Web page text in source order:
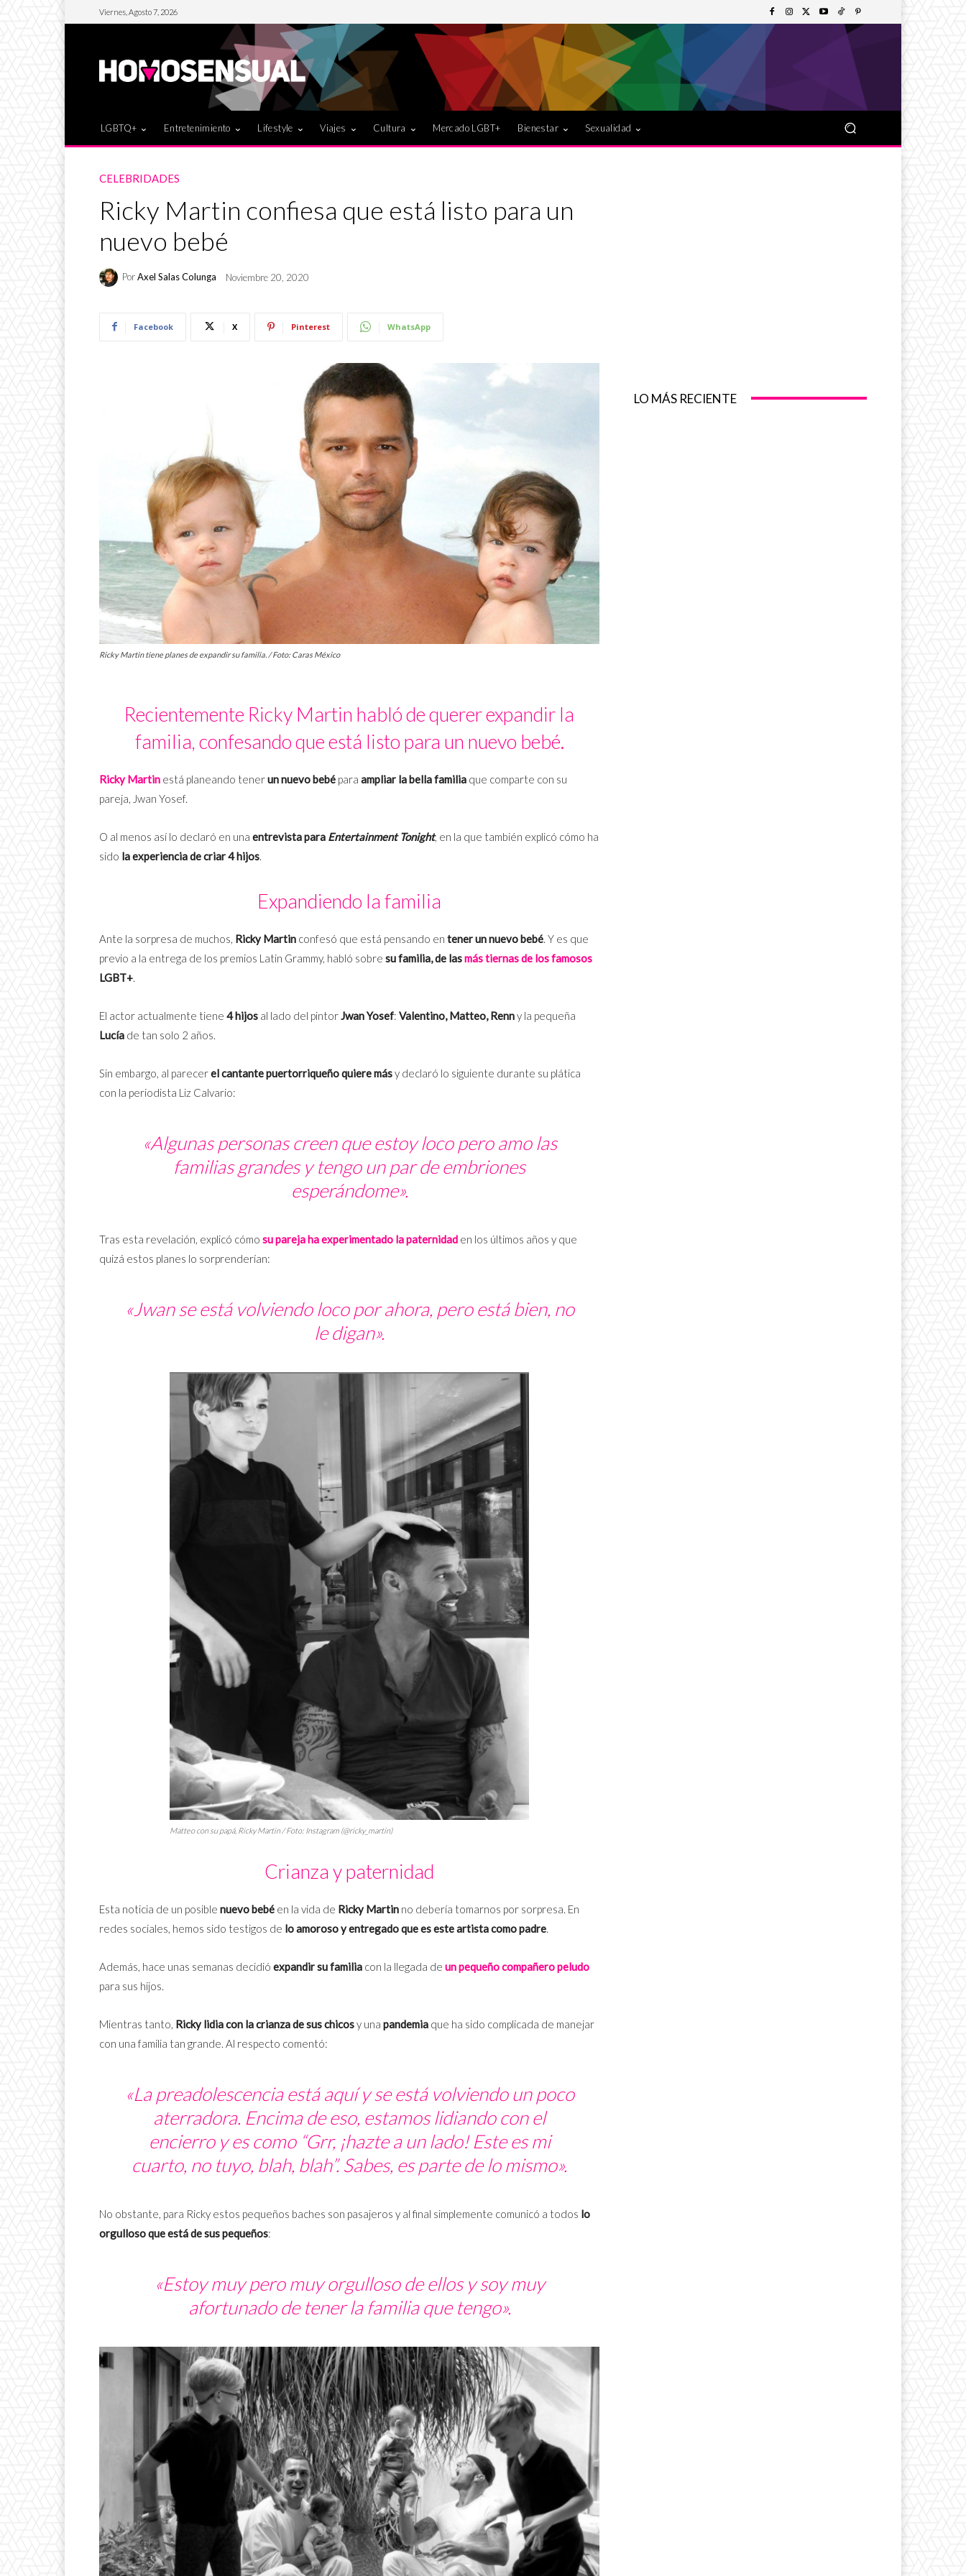
Viernes, Agosto 7, 2026
LGBTQ+ Entretenimiento Lifestyle Viajes Cultura Mercado LGBT+ Bienestar Sexualidad
CELEBRIDADES
Ricky Martin confiesa que está listo para un
nuevo bebé
PorAxel Salas Colunga Noviembre 20, 2020
Facebook X Pinterest WhatsApp
Ricky Martin tiene planes de expandir su familia. / Foto: Caras México
Recientemente Ricky Martin habló de querer expandir la
familia, confesando que está listo para un nuevo bebé.
Ricky Martin está planeando tenerun nuevo bebé para ampliar la bella familia que comparte con su
pareja, Jwan Yosef.
O al menos así lo declaró en una entrevista para Entertainment Tonight, en la que también explicó cómo ha
sido la experiencia de criar 4 hijos.
Expandiendo la familia
Ante la sorpresa de muchos, Ricky Martin confesó que está pensando en tener un nuevo bebé. Y es que
previo a la entrega de los premios Latin Grammy, habló sobre su familia, de lasmás tiernas de los famosos
LGBT+.
El actor actualmente tiene 4 hijos al lado del pintorJwan Yosef: Valentino, Matteo, Renny la pequeña
Lucía de tan solo 2 años.
Sin embargo, al parecerel cantante puertorriqueño quiere másy declaró lo siguiente durante su plática
con la periodista Liz Calvario:
«Algunas personas creen que estoy loco pero amo las
familias grandes y tengo un par de embriones
esperándome».
Tras esta revelación, explicó cómo su pareja ha experimentado la paternidad en los últimos años y que
quizá estos planes lo sorprenderían:
«Jwan se está volviendo loco por ahora, pero está bien, no
le digan».
Matteo con su papá, Ricky Martin / Foto: Instagram (@ricky_martin)
Crianza y paternidad
Esta noticia de un posible nuevo bebé en la vida de Ricky Martin no debería tomarnos por sorpresa. En
redes sociales, hemos sido testigos de lo amoroso y entregado que es este artista como padre.
Además, hace unas semanas decidió expandir su familia con la llegada de un pequeño compañero peludo
para sus hijos.
Mientras tanto, Ricky lidia con la crianza de sus chicosy una pandemia que ha sido complicada de manejar
con una familia tan grande. Al respecto comentó:
«La preadolescencia está aquí y se está volviendo un poco
aterradora. Encima de eso, estamos lidiando con el
encierro y es como “Grr, ¡hazte a un lado! Este es mi
cuarto, no tuyo, blah, blah”. Sabes, es parte de lo mismo».
No obstante, para Ricky estos pequeños baches son pasajeros y al final simplemente comunicó a todos lo
orgulloso que está de sus pequeños:
«Estoy muy pero muy orgulloso de ellos y soy muy
afortunado de tener la familia que tengo».
LO MÁS RECIENTE